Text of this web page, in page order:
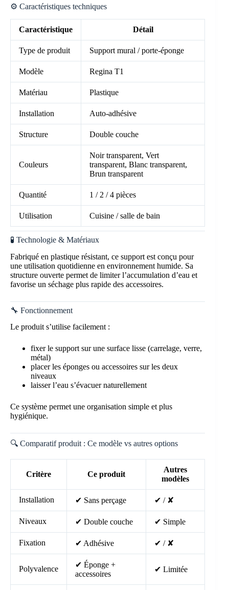
⚙️ Caractéristiques techniques
Caractéristique Détail
Type de produit Support mural / porte-éponge
Modèle Regina T1
Matériau Plastique
Installation Auto-adhésive
Structure Double couche
Couleurs
Noir transparent, Vert
transparent, Blanc transparent,
Brun transparent
Quantité 1 / 2 / 4 pièces
Utilisation Cuisine / salle de bain
🧪 Technologie & Matériaux
Fabriqué en plastique résistant, ce support est conçu pour
une utilisation quotidienne en environnement humide. Sa
structure ouverte permet de limiter l’accumulation d’eau et
favorise un séchage plus rapide des accessoires.
🔧 Fonctionnement
Le produit s’utilise facilement :
fixer le support sur une surface lisse (carrelage, verre,
métal)
placer les éponges ou accessoires sur les deux
niveaux
laisser l’eau s’évacuer naturellement
Ce système permet une organisation simple et plus
hygiénique.
🔍 Comparatif produit : Ce modèle vs autres options
Critère Ce produit
Autres
modèles
Installation ✔ Sans perçage ✔ / ✘
Niveaux ✔ Double couche ✔ Simple
Fixation ✔ Adhésive ✔ / ✘
Polyvalence
✔ Éponge +
accessoires
✔ Limitée